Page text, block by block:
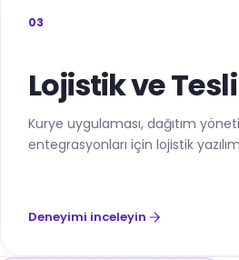
03
Lojistik ve
Kurye uygulaması, dağıtım
entegrasyonları için lojistik
Deneyimi inceleyin